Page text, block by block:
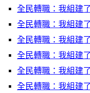
全民轉職：我組建
全民轉職：我組建
全民轉職：我組建
全民轉職：我組建
全民轉職：我組建
全民轉職：我組建